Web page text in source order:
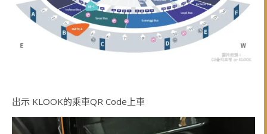
出示 KLOOK的乘車QR Code上車